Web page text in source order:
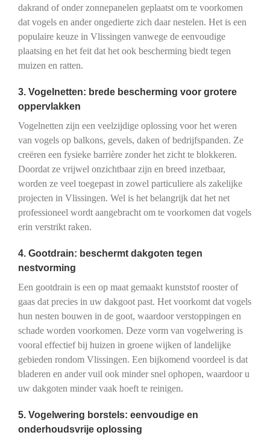
dakrand of onder zonnepanelen geplaatst om te voorkomen
dat vogels en ander ongedierte zich daar nestelen. Het is een
populaire keuze in Vlissingen vanwege de eenvoudige
plaatsing en het feit dat het ook bescherming biedt tegen
muizen en ratten.
3. Vogelnetten: brede bescherming voor grotere
oppervlakken
Vogelnetten zijn een veelzijdige oplossing voor het weren
van vogels op balkons, gevels, daken of bedrijfspanden. Ze
creëren een fysieke barrière zonder het zicht te blokkeren.
Doordat ze vrijwel onzichtbaar zijn en breed inzetbaar,
worden ze veel toegepast in zowel particuliere als zakelijke
projecten in Vlissingen. Wel is het belangrijk dat het net
professioneel wordt aangebracht om te voorkomen dat vogels
erin verstrikt raken.
4. Gootdrain: beschermt dakgoten tegen
nestvorming
Een gootdrain is een op maat gemaakt kunststof rooster of
gaas dat precies in uw dakgoot past. Het voorkomt dat vogels
hun nesten bouwen in de goot, waardoor verstoppingen en
schade worden voorkomen. Deze vorm van vogelwering is
vooral effectief bij huizen in groene wijken of landelijke
gebieden rondom Vlissingen. Een bijkomend voordeel is dat
bladeren en ander vuil ook minder snel ophopen, waardoor u
uw dakgoten minder vaak hoeft te reinigen.
5. Vogelwering borstels: eenvoudige en
onderhoudsvrije oplossing